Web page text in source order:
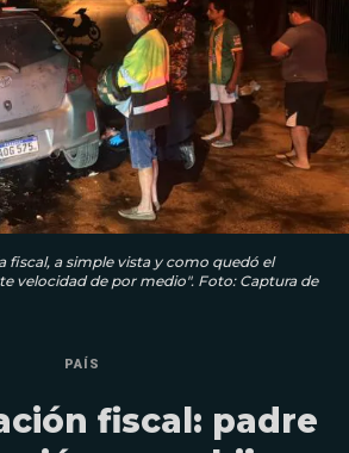
fiscal, a simple vista y como quedó el
velocidad de por medio". Foto: Captura de
PAÍS
fiscal: padre